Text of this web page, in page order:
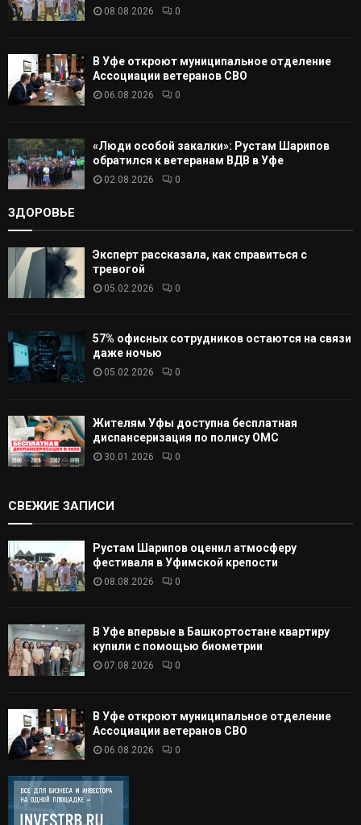
08.08.2026 0
В Уфе откроют муниципальное отделение
Ассоциации ветеранов СВО
06.08.2026 0
«Люди особой закалки»: Рустам Шарипов
обратился к ветеранам ВДВ в Уфе
02.08.2026 0
ЗДОРОВЬЕ
Эксперт рассказала, как справиться с
тревогой
05.02.2026 0
57% офисных сотрудников остаются на связи
даже ночью
05.02.2026 0
Жителям Уфы доступна бесплатная
диспансеризация по полису ОМС
30.01.2026 0
СВЕЖИЕ ЗАПИСИ
Рустам Шарипов оценил атмосферу
фестиваля в Уфимской крепости
08.08.2026 0
В Уфе впервые в Башкортостане квартиру
купили с помощью биометрии
07.08.2026 0
В Уфе откроют муниципальное отделение
Ассоциации ветеранов СВО
06.08.2026 0